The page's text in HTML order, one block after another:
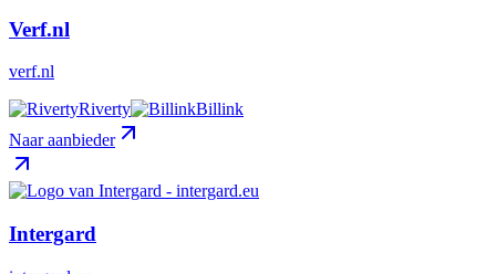
Verf.nl
verf.nl
Riverty
Billink
Naar aanbieder
Intergard